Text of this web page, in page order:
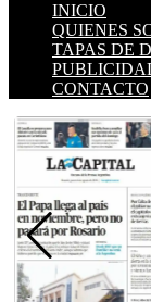
INICIO
QUIENES
TAPAS DE
CONTACTO